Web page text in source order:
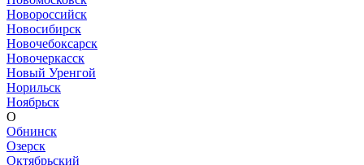
Новороссийск
Новосибирск
Новочебоксарск
Новочеркасск
Новый Уренгой
Норильск
Ноябрьск
О
Обнинск
Озерск
Октябрьский